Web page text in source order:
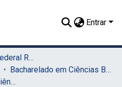
Entrar
01. Universidade Federal Rural de Pernambuco - UFRPE (Sede)
Bacharelado em Ciências Biológicas (Sede)
TCC - Bacharelado em Ciências Biológicas (Sede)